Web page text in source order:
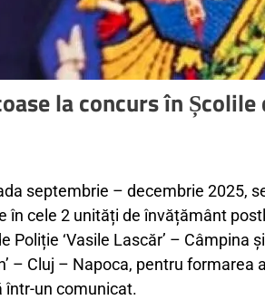
la concurs în
septembrie – decembrie 2025,
în cele 2 unități de învățământ
Poliție ‘Vasile Lascăr’ – Câmpina
– Cluj – Napoca, pentru
într-un comunicat.